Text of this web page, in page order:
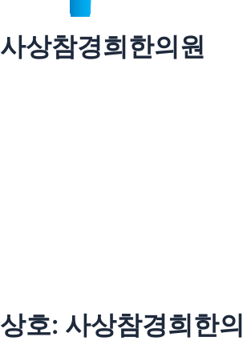
사상참경희한의원
상호: 사상참경희한